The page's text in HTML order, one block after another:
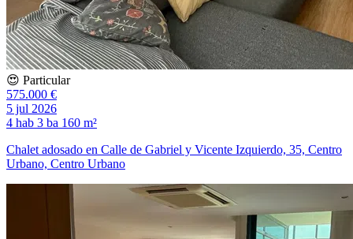
😍 Particular
575.000 €
5 jul 2026
4 hab 3 ba 160 m²
Chalet adosado en Calle de Gabriel y Vicente Izquierdo, 35, Centro
Urbano, Centro Urbano